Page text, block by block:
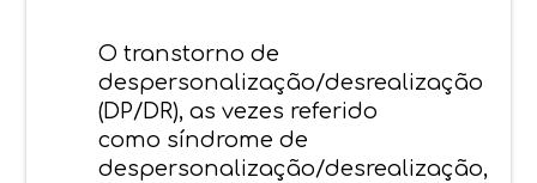
O transtorno de
despersonalização/desrealização
(DP/DR), as vezes referido
como síndrome de
despersonalização/desrealização,